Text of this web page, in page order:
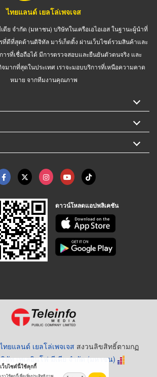
ไทยแลนด์ เยลโล่เพจเจส
ดีย จำกัด (มหาชน) บริษัทในเครือเอไอเอส ในฐานะผู้นำที่
ดีที่สุดด้านดิจิทัล มาร์เก็ตติ้ง ผ่านเว็บไซต์รวมสินค้าและ
ารที่เชื่อถือได้ มีการตรวจสอบและยืนยันตัวตนจริง และ
มากที่สุดในประเทศ เราจะมอบบริการที่เหนือความคาด
หมาย จากทีมงานคุณภาพ
ดาวน์โหลดแอปพลิเคชัน
ทยแลนด์ เยลโล่เพจเจส สงวนลิขสิทธิ์ตามกฏ
ษัท เทเลอินโฟ มีเดีย จำกัด (มหาชน)
เว็บไซต์นี้ใช้คุกกี้
เราใช้คุกกี้เพื่อเพิ่มประสิทธิภาพ